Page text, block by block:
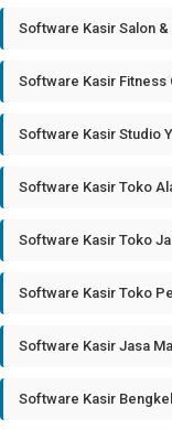
Software Kasir Salon
Software Kasir Fitness
Software Kasir Studio
Software Kasir Toko
Software Kasir Toko
Software Kasir Toko
Software Kasir Jasa
Software Kasir